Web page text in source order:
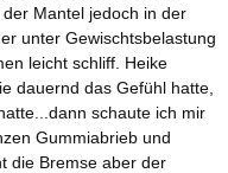
Mantel jedoch in der
unter Gewischtsbelastung
leicht schliff. Heike
dauernd das Gefühl hatte,
schaute ich mir
Gummiabrieb und
die Bremse aber der